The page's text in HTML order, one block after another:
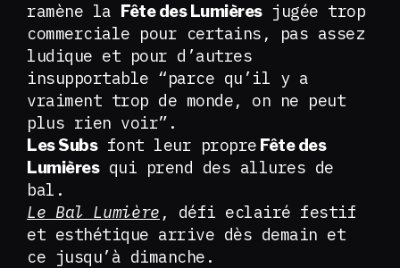
ramène la
Fête des Lumièresjugée trop
commerciale pour certains, pas assez
ludique et pour d’autres
insupportable “parce qu’il y a
vraiment trop de monde, on ne peut
plus rien voir”.
Les Subsfont leur propre Fête des
Lumièresqui prend des allures de
bal.
Le Bal Lumière , défi eclairé festif
et esthétique arrive dès demain et
ce jusqu’à dimanche.